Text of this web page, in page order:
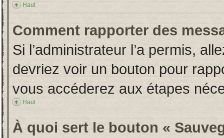
Haut
Comment rapporter des
Si l’administrateur l’a permis,
devriez voir un bouton pour
vous accéderez aux étapes
Haut
À quoi sert le bouton «